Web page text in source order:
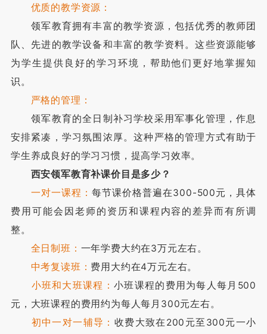
优质的教学资源：
领军教育拥有丰富的教学资源，包括优秀的教师团
队、先进的教学设备和丰富的教学资料。这些资源能够
为学生提供良好的学习环境，帮助他们更好地掌握知
识。
严格的管理：
领军教育的全日制补习学校采用军事化管理，作息
安排紧凑，学习氛围浓厚。这种严格的管理方式有助于
学生养成良好的学习习惯，提高学习效率。
西安领军教育补课价目是多少？
一对一课程：每节课价格普遍在300-500元，具体
费用可能会因老师的资历和课程内容的差异而有所调
整。
全日制班： 一年学费大约在3万元左右。
中考复读班： 费用大约在4万元左右。
小班和大班课程： 小班课程的费用为每人每月500
元，大班课程的费用约为每人每月300元左右。
初中一对一辅导： 收费大致在200元至300元一小